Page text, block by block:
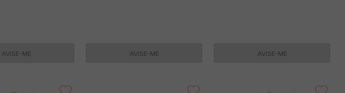
AVISE-ME AVISE-ME AVISE-ME